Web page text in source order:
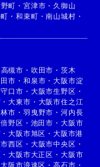
町 ・ 宮津市 ・ 久御山
・和束町 ・南山城村 ・
高槻市 ・ 吹田市 ・ 茨木
市 ・ 和泉市 ・大阪市淀
守口市 ・ 大阪市生野区 ・
・大東市 ・ 大阪市住之江
市 ・ 羽曳野市 ・ 河内長
野区 ・ 池田市 ・ 大阪市
・大阪市旭区 ・大阪市港
西区 ・ 大阪市中央区 ・
・大阪市大正区 ・ 大阪市
大阪市浪速区 ・高石市 ・